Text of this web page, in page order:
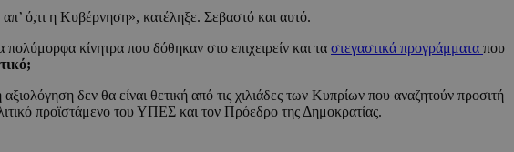
απ’ ό,τι η Κυβέρνηση», κατέληξε. Σεβαστό και αυτό.
κίνητρα που δόθηκαν στο επιχειρείν και τα στεγαστικά προγράμματα που
δεν θα είναι θετική από τις χιλιάδες των Κυπρίων που αναζητούν προσιτή
προϊστάμενο του ΥΠΕΣ και τον Πρόεδρο της Δημοκρατίας.